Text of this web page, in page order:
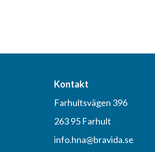
Kontakt
Farhultsvägen 396
263 95 Farhult
info.hna@bravida.se